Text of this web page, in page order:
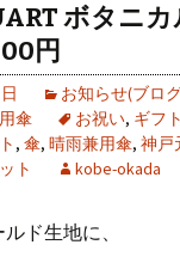
ボタニカ
円
お知らせ(ブロ
傘 お祝い, ギフト
, 傘, 晴雨兼用傘, 神戸
ト kobe-okada
ド生地に、